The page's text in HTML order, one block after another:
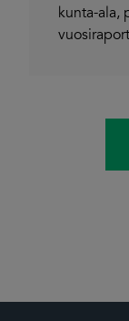
kunta-ala,